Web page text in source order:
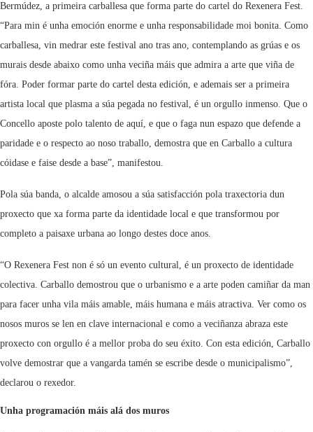
Bermúdez, a primeira carballesa que forma parte do cartel do Rexenera Fest.
“Para min é unha emoción enorme e unha responsabilidade moi bonita. Como
carballesa, vin medrar este festival ano tras ano, contemplando as grúas e os
murais desde abaixo como unha veciña máis que admira a arte que viña de
fóra. Poder formar parte do cartel desta edición, e ademais ser a primeira
artista local que plasma a súa pegada no festival, é un orgullo inmenso. Que o
Concello aposte polo talento de aquí, e que o faga nun espazo que defende a
paridade e o respecto ao noso traballo, demostra que en Carballo a cultura
cóidase e faise desde a base”, manifestou.
Pola súa banda, o alcalde amosou a súa satisfacción pola traxectoria dun
proxecto que xa forma parte da identidade local e que transformou por
completo a paisaxe urbana ao longo destes doce anos.
“O Rexenera Fest non é só un evento cultural, é un proxecto de identidade
colectiva. Carballo demostrou que o urbanismo e a arte poden camiñar da man
para facer unha vila máis amable, máis humana e máis atractiva. Ver como os
nosos muros se len en clave internacional e como a veciñanza abraza este
proxecto con orgullo é a mellor proba do seu éxito. Con esta edición, Carballo
volve demostrar que a vangarda tamén se escribe desde o municipalismo”,
declarou o rexedor.
Unha programación máis alá dos muros